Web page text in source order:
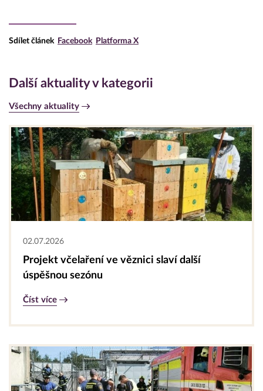
Sdílet článek Facebook Platforma X
Další aktuality v kategorii
Všechny aktuality
02.07.2026
Projekt včelaření ve věznici slaví další
úspěšnou sezónu
Číst více